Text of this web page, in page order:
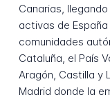
Canarias,
activas de
comunidades
Cataluña, el País
Aragón, Castilla y
Madrid donde la